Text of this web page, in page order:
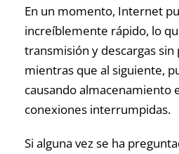
En un momento, Internet
increíblemente rápido, lo
transmisión y descargas sin
mientras que al siguiente,
causando almacenamiento
conexiones interrumpidas.
Si alguna vez se ha